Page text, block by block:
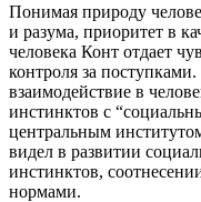
Понимая природу
и разума, приоритет в
человека Конт отдает
контроля за
взаимодействие в
инстинктов с
центральным
видел в развитии
инстинктов,
нормами.